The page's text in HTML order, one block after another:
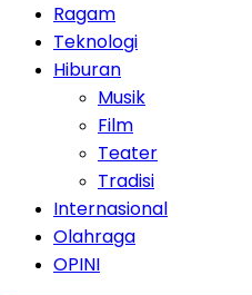
Ragam
Teknologi
Hiburan
Musik
Film
Teater
Tradisi
Internasional
Olahraga
OPINI